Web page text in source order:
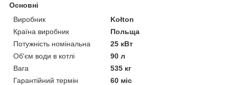
Основні
Виробник
Kołton
Країна виробник
Польща
Потужність номінальна
25 кВт
Об'єм води в котлі
90 л
Вага
535 кг
Гарантійний термін
60 міс